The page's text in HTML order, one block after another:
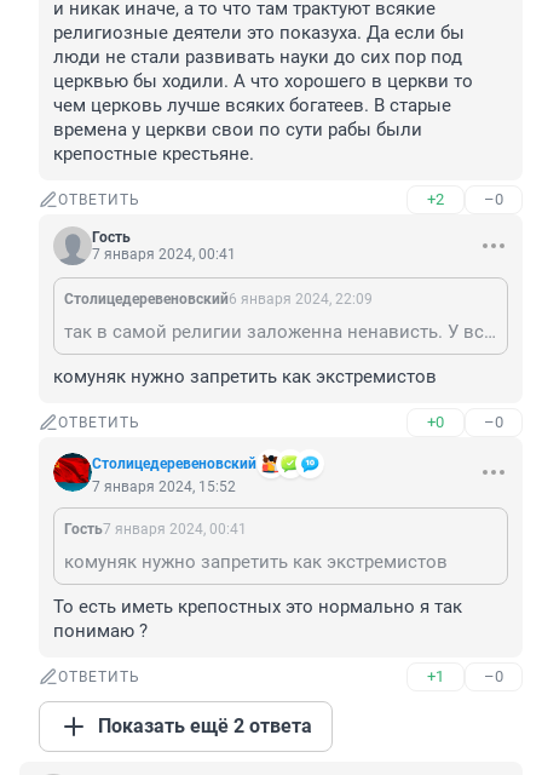
и никак иначе, а то что там трактуют всякие
религиозные деятели это показуха. Да если бы
люди не стали развивать науки до сих пор под
церквью бы ходили. А что хорошего в церкви то
чем церковь лучше всяких богатеев. В старые
времена у церкви свои по сути рабы были
крепостные крестьяне.
ОТВЕТИТЬ +2 –0
Гость
7 января 2024, 00:41
Столицедеревеновский6 января 2024, 22:09
так в самой религии заложенна ненависть. У всех религий есть догматы что только они правильные и никак иначе, а то что там трактуют всякие религиозные деятели это показуха. Да если бы люди не стали развивать науки до сих пор под церквью бы ходили. А что хорошего в церкви то чем церковь лучше всяких богатеев. В старые времена у церкви свои по сути рабы были крепостные крестьяне.
комуняк нужно запретить как экстремистов
ОТВЕТИТЬ +0 –0
Столицедеревеновский
7 января 2024, 15:52
Гость7 января 2024, 00:41
комуняк нужно запретить как экстремистов
То есть иметь крепостных это нормально я так
понимаю ?
ОТВЕТИТЬ +1 –0
Показать ещё 2 ответа